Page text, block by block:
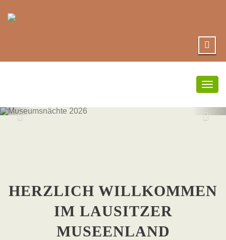
hier
HERZLICH WILLKOMMEN
IM LAUSITZER
MUSEENLAND